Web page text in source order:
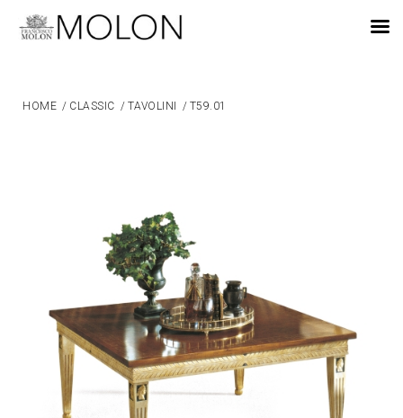
HOME / CLASSIC / TAVOLINI / T59.01